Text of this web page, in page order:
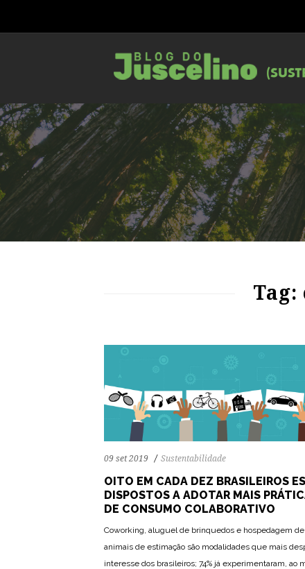
09 set 2019 Sustentabilidade
OITO EM CADA DEZ BRASILEIROS
DISPOSTOS A ADOTAR MAIS
DE CONSUMO COLABORATIVO
Coworking, aluguel de brinquedos e hospedagem de
animais de estimação são modalidades que mais
interesse dos brasileiros; 74% já experimentaram, ao